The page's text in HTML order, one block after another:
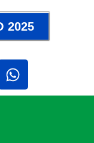
2025